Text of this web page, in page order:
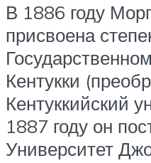
В 1886 году
присвоена
Кентукки
Кентуккийский
1887 году он
Университет